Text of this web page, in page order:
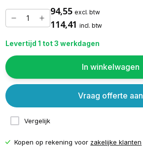
94,55 excl. btw
114,41 incl. btw
Levertijd 1 tot 3 werkdagen
In winkelwagen
Vergelijk
Vraag offerte aan
Kopen op rekening voor zakelijke klanten